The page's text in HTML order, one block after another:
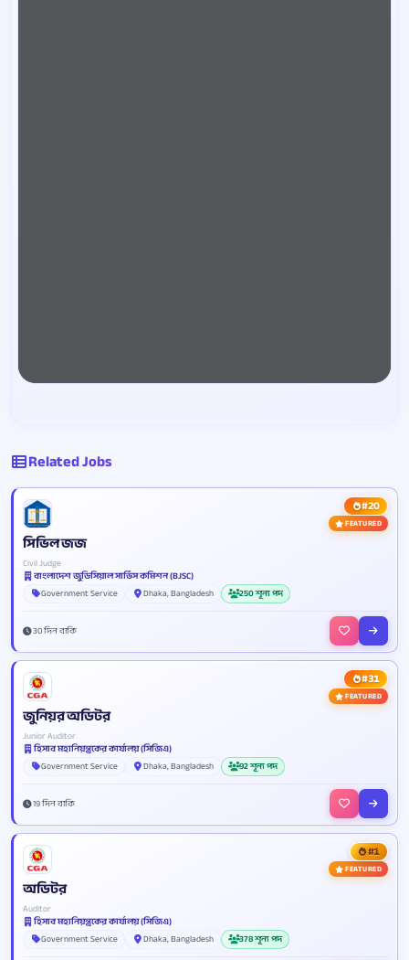
Related Jobs
#20
FEATURED
সিভিল জজ
Civil Judge
বাংলাদেশ জুডিসিয়াল সার্ভিস কমিশন (BJSC)
Government Service
Dhaka, Bangladesh 250 শূন্য পদ
30 দিন বাকি
#31
FEATURED
জুনিয়র অডিটর
Junior Auditor
হিসাব মহানিয়ন্ত্রকের কার্যালয় (সিজিএ)
Government Service
Dhaka, Bangladesh 92 শূন্য পদ
19 দিন বাকি
#1
FEATURED
অডিটর
Auditor
হিসাব মহানিয়ন্ত্রকের কার্যালয় (সিজিএ)
Government Service
Dhaka, Bangladesh 378 শূন্য পদ